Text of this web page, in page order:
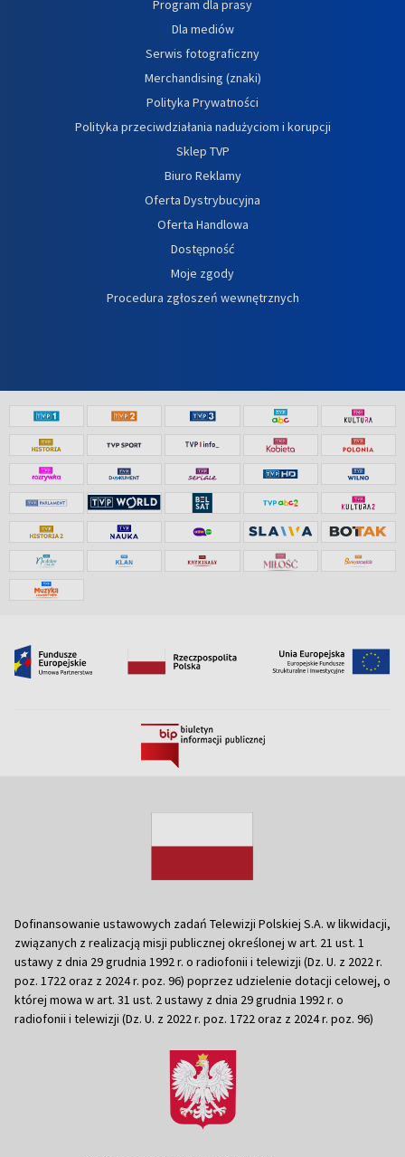
Program dla prasy
Dla mediów
Serwis fotograficzny
Merchandising (znaki)
Polityka Prywatności
Polityka przeciwdziałania nadużyciom i korupcji
Sklep TVP
Biuro Reklamy
Oferta Dystrybucyjna
Oferta Handlowa
Dostępność
Moje zgody
Procedura zgłoszeń wewnętrznych
Dofinansowanie ustawowych zadań Telewizji Polskiej S.A. w likwidacji,
związanych z realizacją misji publicznej określonej w art. 21 ust. 1
ustawy z dnia 29 grudnia 1992 r. o radiofonii i telewizji (Dz. U. z 2022 r.
poz. 1722 oraz z 2024 r. poz. 96) poprzez udzielenie dotacji celowej, o
której mowa w art. 31 ust. 2 ustawy z dnia 29 grudnia 1992 r. o
radiofonii i telewizji (Dz. U. z 2022 r. poz. 1722 oraz z 2024 r. poz. 96)